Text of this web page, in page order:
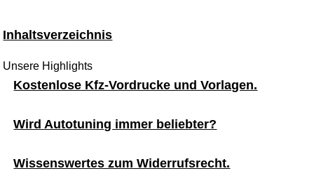
Inhaltsverzeichnis
Unsere Highlights
Kostenlose Kfz-Vordrucke und Vorlagen.
Wird Autotuning immer beliebter?
Wissenswertes zum Widerrufsrecht.